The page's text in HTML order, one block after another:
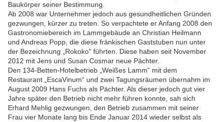
Baukörper seiner Bestimmung.
Ab 2008 war Unternehmer jedoch aus gesundheitlichen Gründen
gezwungen, kürzer zu treten. So verpachtete er Anfang 2008 den
Gastronomiebereich im Lammgebäude an Christian Heilmann
und Andreas Popp, die diese fränkischen Gaststuben nun unter
der Bezeichnung „Rokoko" führten. Diese haben seit November
2012 mit Jens und Susan Cosmar neue Pächter.
Den 134-Betten-Hotelbetrieb „Weißes Lamm“ mit dem
Restaurant „EscaVinum“ und zwei Tagungsräumen übernahm im
August 2009 Hans Fuchs als Pächter. Als dieser jedoch gut vier
Jahre später den Betrieb nicht mehr führen konnte, sah sich
Erhard Mehlig gezwungen, den Betrieb zusammen mit seiner
Frau vier Monate lang bis Ende Januar 2014 wieder selbst als